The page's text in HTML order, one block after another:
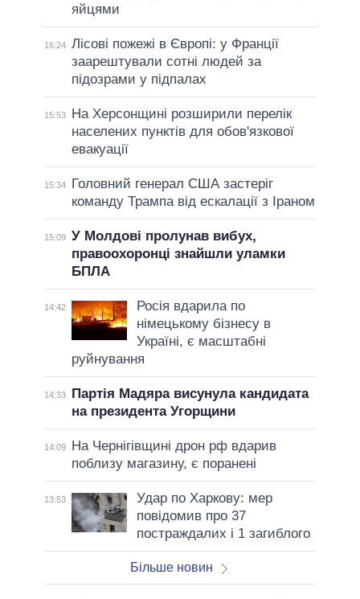
яйцями
16:24 Лісові пожежі в Європі: у Франції
заарештували сотні людей за
підозрами у підпалах
15:53
На Херсонщині розширили перелік
населених пунктів для обов'язкової
евакуації
15:34
Головний генерал США застеріг
команду Трампа від ескалації з Іраном
15:09 У Молдові пролунав вибух,
правоохоронці знайшли уламки
БПЛА
14:42
Росія вдарила по
німецькому бізнесу в
Україні, є масштабні
руйнування
14:33
Партія Мадяра висунула кандидата
на президента Угорщини
14:09
На Чернігівщині дрон рф вдарив
поблизу магазину, є поранені
13:53
Удар по Харкову: мер
повідомив про 37
постраждалих і 1 загиблого
Більше новин